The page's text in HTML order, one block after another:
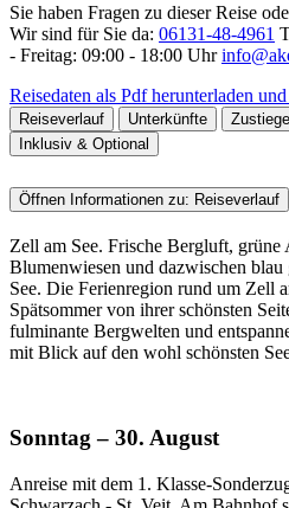
Sie haben Fragen zu dieser Reise
Wir sind für Sie da: 06131-48-4961
- Freitag: 09:00 - 18:00 Uhr
Reisedaten als Pdf herunterladen
Reiseverlauf Unterkünfte Zustiege
Inklusiv & Optional
Öffnen Informationen zu: Reiseverlauf
Zell am See. Frische Bergluft, grüne
Blumenwiesen und dazwischen
See. Die Ferienregion rund um Zell
Spätsommer von ihrer schönsten
fulminante Bergwelten und
mit Blick auf den wohl schönsten
Sonntag – 30. August
Anreise mit dem 1. Klasse-